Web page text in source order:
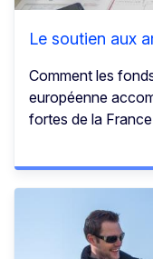
Le soutien aux
Comment les
européenne
fortes de la